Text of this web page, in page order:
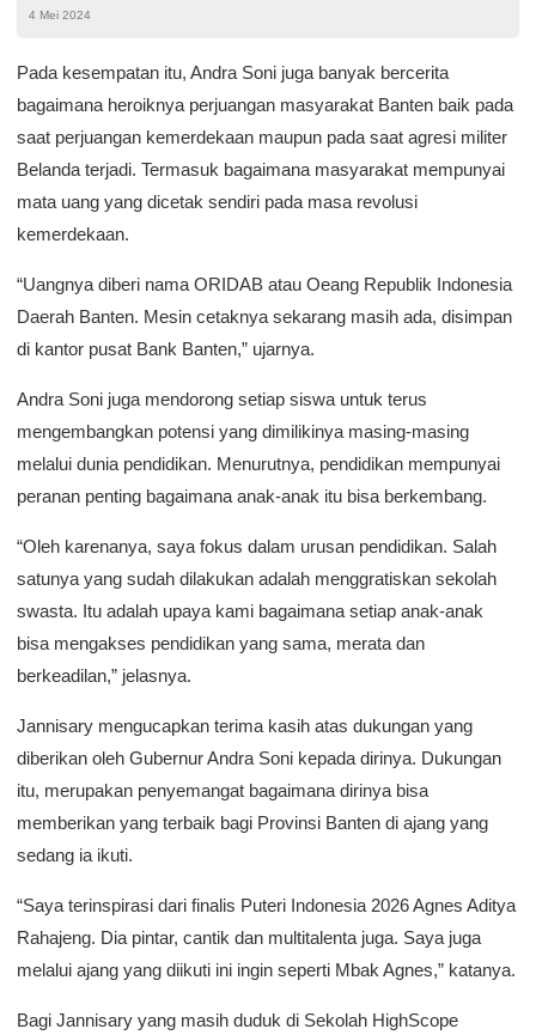
4 Mei 2024
Pada kesempatan itu, Andra Soni juga banyak bercerita
bagaimana heroiknya perjuangan masyarakat Banten baik pada
saat perjuangan kemerdekaan maupun pada saat agresi militer
Belanda terjadi. Termasuk bagaimana masyarakat mempunyai
mata uang yang dicetak sendiri pada masa revolusi
kemerdekaan.
“Uangnya diberi nama ORIDAB atau Oeang Republik Indonesia
Daerah Banten. Mesin cetaknya sekarang masih ada, disimpan
di kantor pusat Bank Banten,” ujarnya.
Andra Soni juga mendorong setiap siswa untuk terus
mengembangkan potensi yang dimilikinya masing-masing
melalui dunia pendidikan. Menurutnya, pendidikan mempunyai
peranan penting bagaimana anak-anak itu bisa berkembang.
“Oleh karenanya, saya fokus dalam urusan pendidikan. Salah
satunya yang sudah dilakukan adalah menggratiskan sekolah
swasta. Itu adalah upaya kami bagaimana setiap anak-anak
bisa mengakses pendidikan yang sama, merata dan
berkeadilan,” jelasnya.
Jannisary mengucapkan terima kasih atas dukungan yang
diberikan oleh Gubernur Andra Soni kepada dirinya. Dukungan
itu, merupakan penyemangat bagaimana dirinya bisa
memberikan yang terbaik bagi Provinsi Banten di ajang yang
sedang ia ikuti.
“Saya terinspirasi dari finalis Puteri Indonesia 2026 Agnes Aditya
Rahajeng. Dia pintar, cantik dan multitalenta juga. Saya juga
melalui ajang yang diikuti ini ingin seperti Mbak Agnes,” katanya.
Bagi Jannisary yang masih duduk di Sekolah HighScope